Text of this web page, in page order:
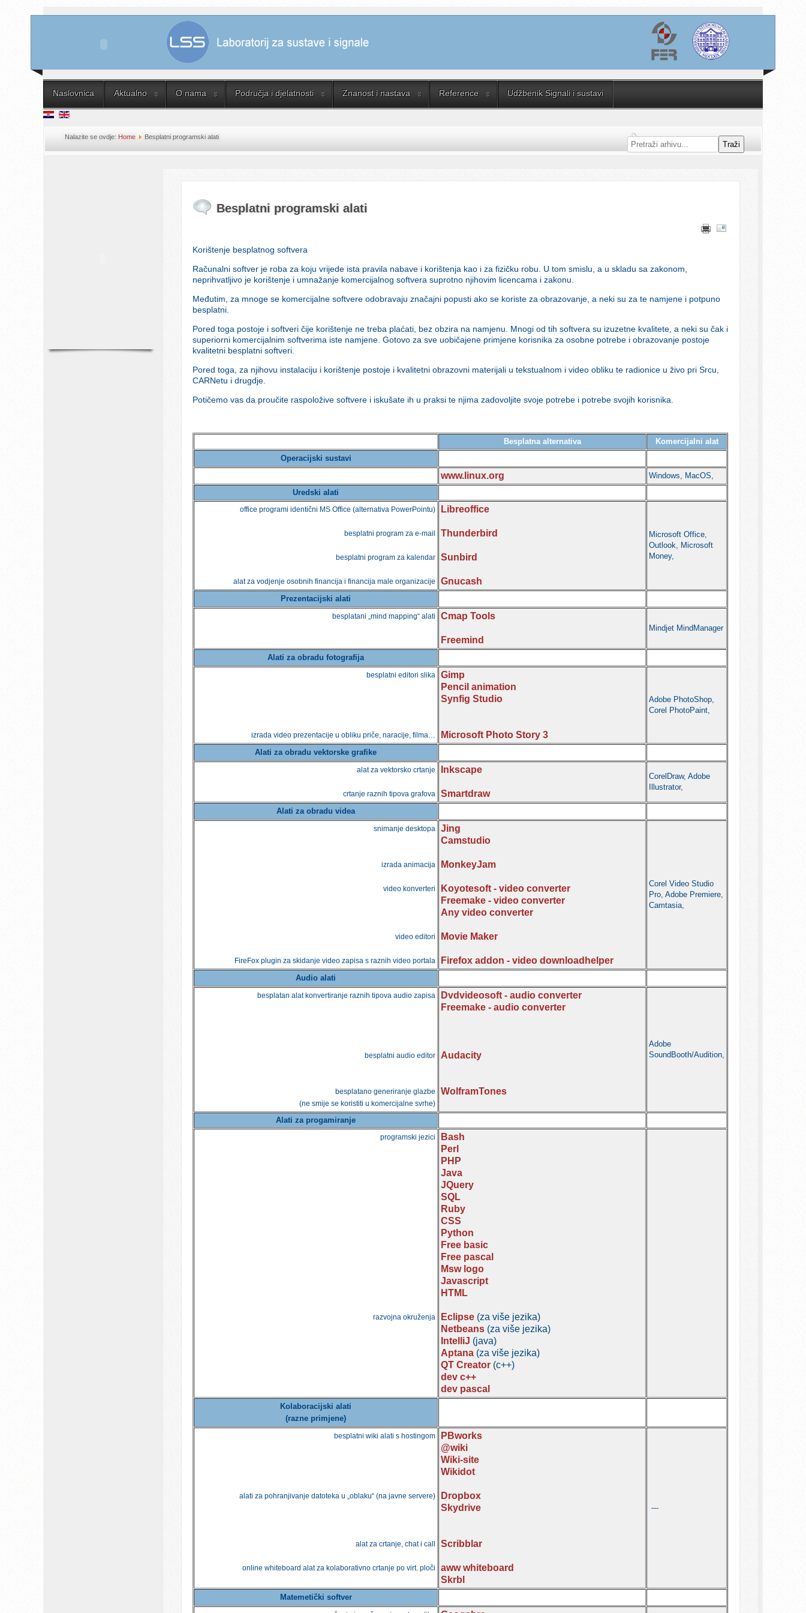
Naslovnica Aktualno O nama Područja i djelatnosti Znanost i nastava Reference Udžbenik Signali i sustavi
Nalazite se ovdje:Home Besplatni programski alati
Traži
Besplatni programski alati
Korištenje besplatnog softvera
Računalni softver je roba za koju vrijede ista pravila nabave i korištenja kao i za fizičku robu. U tom smislu, a u skladu sa zakonom,
neprihvatljivo je korištenje i umnažanje komercijalnog softvera suprotno njihovim licencama i zakonu.
Međutim, za mnoge se komercijalne softvere odobravaju značajni popusti ako se koriste za obrazovanje, a neki su za te namjene i potpuno
besplatni.
Pored toga postoje i softveri čije korištenje ne treba plaćati, bez obzira na namjenu. Mnogi od tih softvera su izuzetne kvalitete, a neki su čak i
superiorni komercijalnim softverima iste namjene. Gotovo za sve uobičajene primjene korisnika za osobne potrebe i obrazovanje postoje
kvalitetni besplatni softveri.
Pored toga, za njihovu instalaciju i korištenje postoje i kvalitetni obrazovni materijali u tekstualnom i video obliku te radionice u živo pri Srcu,
CARNetu i drugdje.
Potičemo vas da proučite raspoložive softvere i iskušate ih u praksi te njima zadovoljite svoje potrebe i potrebe svojih korisnika.
Besplatna alternativa
Komercijalni alat
Operacijski sustavi
www.linux.org
Windows, MacOS,
Uredski alati
office programi identični MS Office (alternativa PowerPointu)
besplatni program za e-mail
besplatni program za kalendar
alat za vodjenje osobnih financija i financija male organizacije
Libreoffice
Thunderbird
Sunbird
Gnucash
Microsoft Office,
Outlook, Microsoft
Money,
Prezentacijski alati
besplatani „mind mapping“ alati Cmap Tools
Freemind
Mindjet MindManager
Alati za obradu fotografija
besplatni editori slika
izrada video prezentacije u obliku priče, naracije, filma…
Gimp
Pencil animation
Synfig Studio
Microsoft Photo Story 3
Adobe PhotoShop,
Corel PhotoPaint,
Alati za obradu vektorske grafike
alat za vektorsko crtanje
crtanje raznih tipova grafova
Inkscape
Smartdraw
CorelDraw, Adobe
Illustrator,
Alati za obradu videa
snimanje desktopa
izrada animacija
video konverteri
video editori
FireFox plugin za skidanje video zapisa s raznih video portala
Jing
Camstudio
MonkeyJam
Koyotesoft - video converter
Freemake - video converter
Any video converter
Movie Maker
Firefox addon - video downloadhelper
Corel Video Studio
Pro, Adobe Premiere,
Camtasia,
Audio alati
besplatan alat konvertiranje raznih tipova audio zapisa
besplatni audio editor
besplatano generiranje glazbe
(ne smije se koristiti u komercijalne svrhe)
Dvdvideosoft - audio converter
Freemake - audio converter
Audacity
WolframTones
Adobe
SoundBooth/Audition,
Alati za progamiranje
programski jezici
razvojna okruženja
Bash
Perl
PHP
Java
JQuery
SQL
Ruby
CSS
Python
Free basic
Free pascal
Msw logo
Javascript
HTML
Eclipse (za više jezika)
Netbeans (za više jezika)
IntelliJ (java)
Aptana (za više jezika)
QT Creator (c++)
dev c++
dev pascal
Kolaboracijski alati
(razne primjene)
besplatni wiki alati s hostingom
alati za pohranjivanje datoteka u „oblaku“ (na javne servere)
alat za crtanje, chat i call
online whiteboard alat za kolaborativno crtanje po virt. ploči
PBworks
@wiki
Wiki-site
Wikidot
Dropbox
Skydrive
Scribblar
aww whiteboard
Skrbl
---
Matemetički softver